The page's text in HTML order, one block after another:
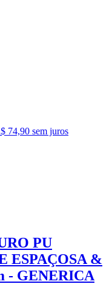
74,90 sem juros
PU
ESPAÇOSA &
- GENERICA